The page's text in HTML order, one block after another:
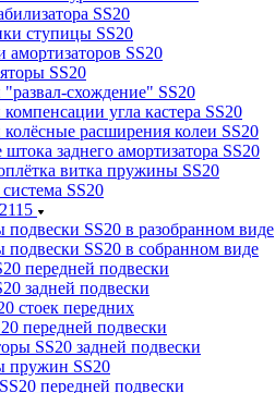
SS20
ступицы SS20
SS20
SS20
схождение" SS20
угла кастера SS20
расширения колеи SS20
заднего амортизатора SS20
витка пружины SS20
SS20
SS20 в разобранном виде
подвески SS20 в собранном виде
передней подвески
задней подвески
стоек передних
передней подвески
SS20 задней подвески
пружин SS20
передней подвески